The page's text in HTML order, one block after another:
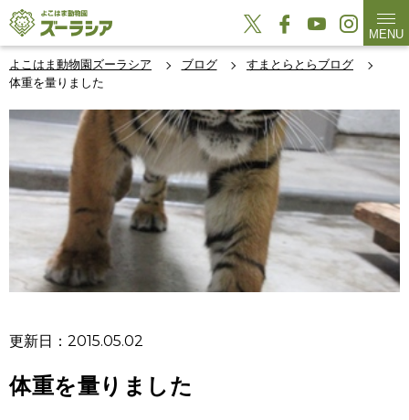
MENU
よこはま動物園ズーラシア ブログ
すまとらとらブログ
体重を量りました
更新日：2015.05.02
体重を量りました